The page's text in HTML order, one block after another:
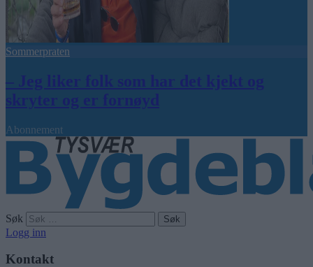
Sommerpraten
– Jeg liker folk som har det kjekt og
skryter og er fornøyd
Abonnement
Søk
Logg inn
Kontakt